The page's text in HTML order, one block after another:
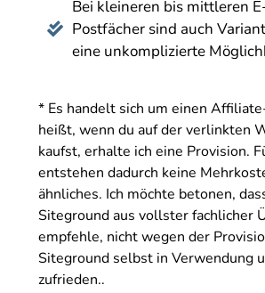

Bei kleineren bis mittleren
Postfächer sind auch
eine unkomplizierte
* Es handelt sich um einen
heißt, wenn du auf der verlinkten
kaufst, erhalte ich eine Provision.
entstehen dadurch keine
ähnliches. Ich möchte betonen,
Siteground aus vollster fachlicher
empfehle, nicht wegen der
Siteground selbst in Verwendung
zufrieden..